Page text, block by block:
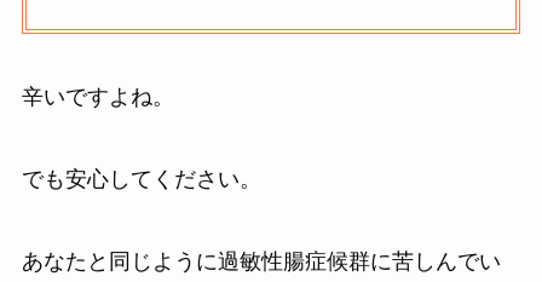
辛いですよね。
でも安心してください。
あなたと同じように過敏性腸症候群に苦しんでい